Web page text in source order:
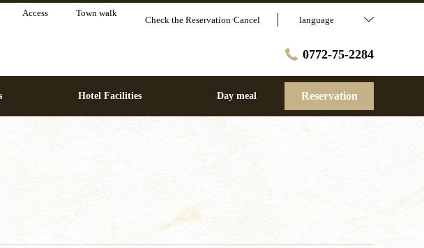
Access Town walk
Check the Reservation·Cancel language
0772-75-2284
Hotel Facilities Day meal Reservation